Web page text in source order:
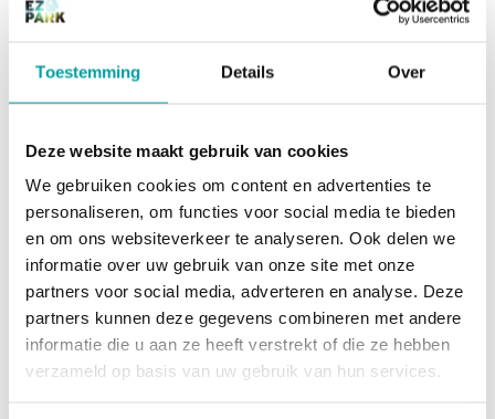
Toestemming Details Over
Deze website maakt gebruik van cookies
We gebruiken cookies om content en advertenties te
personaliseren, om functies voor social media te bieden
en om ons websiteverkeer te analyseren. Ook delen we
informatie over uw gebruik van onze site met onze
partners voor social media, adverteren en analyse. Deze
partners kunnen deze gegevens combineren met andere
informatie die u aan ze heeft verstrekt of die ze hebben
verzameld op basis van uw gebruik van hun services.
gereed. Reizigers zullen vanaf medio november droog en
kunnen lopen en tegelijkertijd genieten van al het
bijzonders wat onze regio te bieden heeft. Binnenkort
BEKIJK HET ARTIKEL